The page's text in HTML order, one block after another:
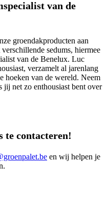
van de
groendakproducten aan
sedums, hiermee
van de Benelux. Luc
verzamelt al jarenlang
hoeken van de wereld. Neem
jij net zo enthousiast bent over
te contacteren!
en wij helpen je